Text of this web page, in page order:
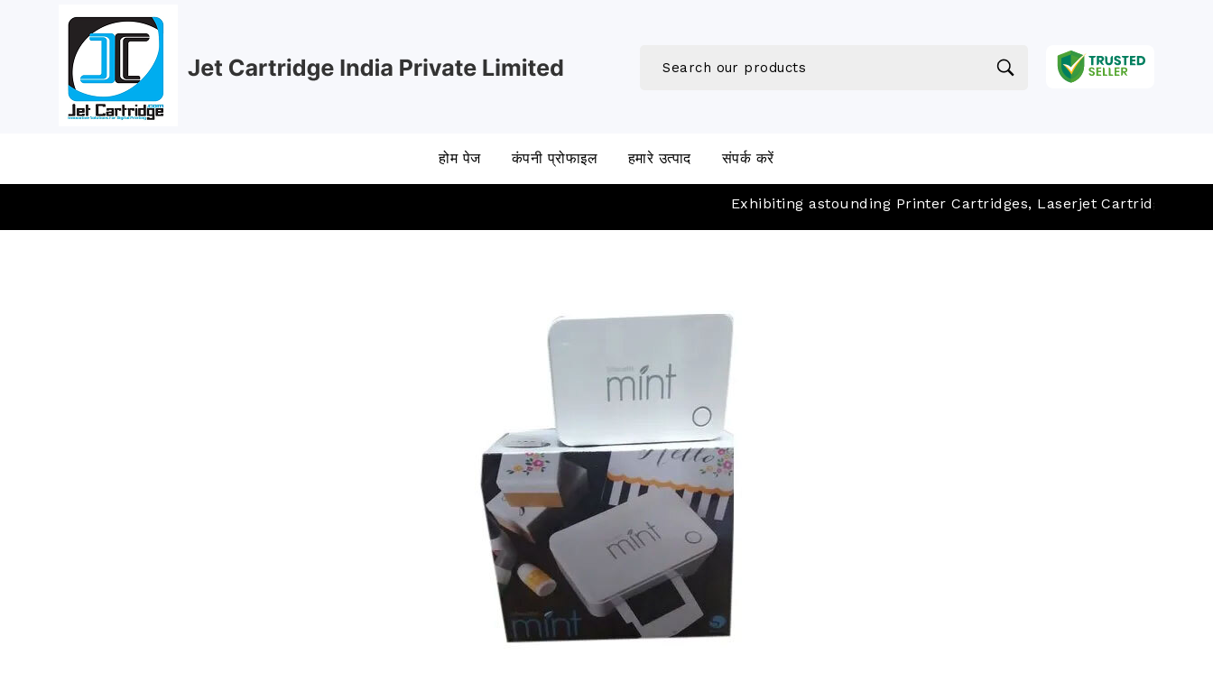
होम पेज कंपनी प्रोफाइल हमारे उत्पाद संपर्क करें
Exhibiting astounding Printer Cartridges, Laserjet Cartridges,